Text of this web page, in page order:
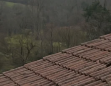
toiture 76